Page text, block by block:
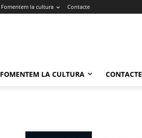
Fomentem la cultura Contacte
FOMENTEM LA CULTURA CONTACTE